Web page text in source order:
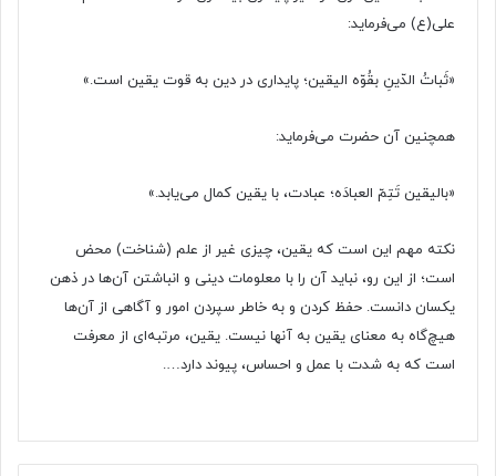
علی(ع) می‌فرماید:
«ثَباتُ الدّینِ بقُوّه الیقین؛ پایداری در دین به قوت یقین است.»
همچنین آن حضرت می‌فرماید:
«بالیقین تَتِمّ العبادَه؛ عبادت، با یقین کمال می‌یابد.»
نکته مهم این است که یقین، چیزی غیر از علم (شناخت) محض
است؛ از این رو، نباید آن را با معلومات دینی و انباشتن آن‌ها در ذهن
یکسان دانست. حفظ کردن و به خاطر سپردن امور و آگاهی از آن‌ها
هیچ‌گاه به معنای یقین به آنها نیست. یقین، مرتبه‌ای از معرفت
است که به شدت با عمل و احساس، پیوند دارد….